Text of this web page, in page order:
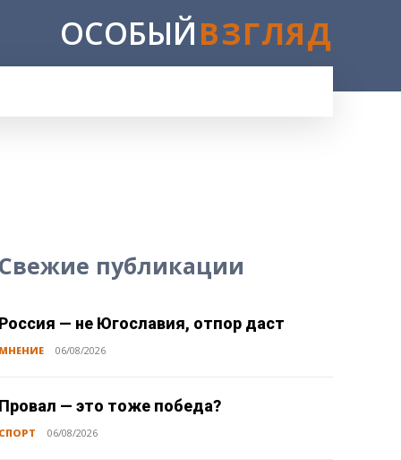
ОСОБЫЙВЗГЛЯД
публикации
— не Югославия, отпор даст
06/08/2026
— это тоже победа?
06/08/2026